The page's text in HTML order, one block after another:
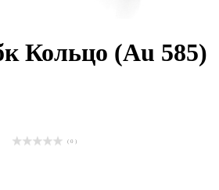
Кольцо (Au 585)
( 0 )